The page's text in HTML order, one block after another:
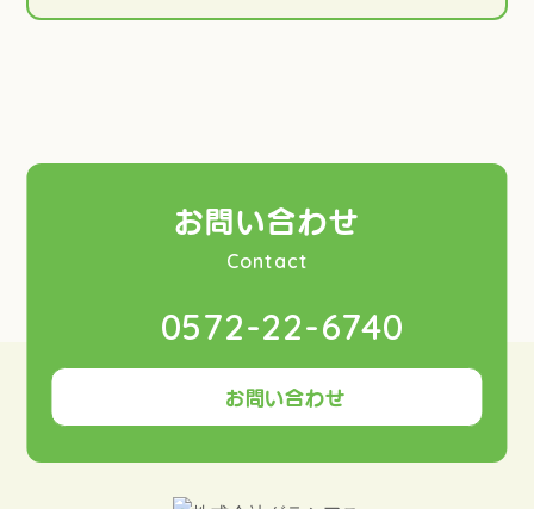
お問い合わせ
Contact
0572-22-6740
お問い合わせ